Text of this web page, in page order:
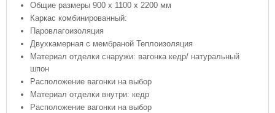
Общие размеры 900 х 1100 х 2200 мм
Каркас комбинированный:
Паровлагоизоляция
Двухкамерная с мембраной Теплоизоляция
Материал отделки снаружи: вагонка кедр/ натуральный
шпон
Расположение вагонки на выбор
Материал отделки внутри: кедр
Расположение вагонки на выбор